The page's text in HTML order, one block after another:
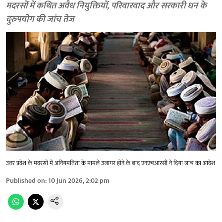
मदरसों में कथित अवैध नियुक्तियों, परिवारवाद और सरकारी धन के
दुरुपयोग की जांच तेज
उत्तर प्रदेश के मदरसों में अनियमतिता के मामले उजागर होने के बाद एनएचआरसी ने दिया जांच का आदेश
Published on:10 Jun 2026, 2:02 pm